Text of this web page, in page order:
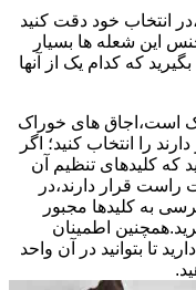
انتخاب خود دقت کنید
این شعله ها بسیار
که کدام یک از آنها
است،اجاق های خوراک
را انتخاب کنید؛ اگر
که کلیدهای تنظیم آن
قرار دارند،در
به کلیدها مجبور
اطمینان
تا بتوانید در آن واحد